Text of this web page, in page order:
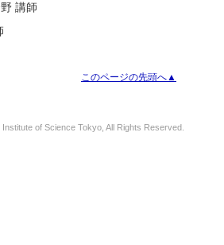
講師
このページの先頭へ▲
of Science Tokyo, All Rights Reserved.